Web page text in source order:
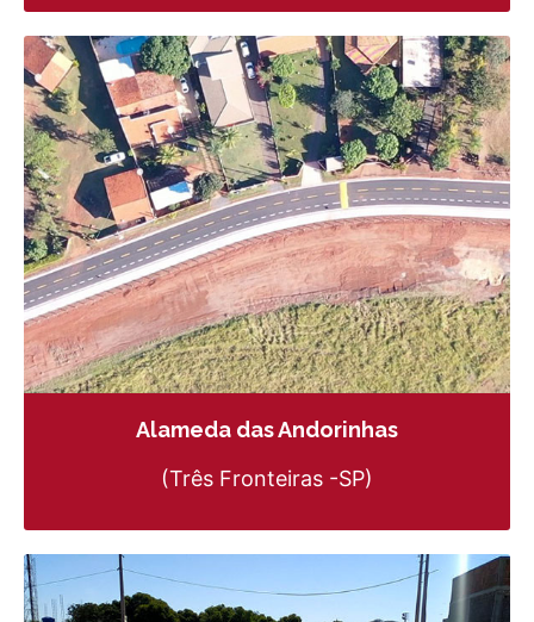
Alameda das Andorinhas
(Três Fronteiras -SP)